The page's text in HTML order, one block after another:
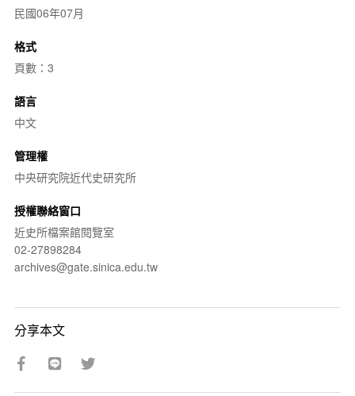
民國06年07月
格式
頁數：3
語言
中文
管理權
中央研究院近代史研究所
授權聯絡窗口
近史所檔案館閱覽室
02-27898284
archives@gate.sinica.edu.tw
分享本文